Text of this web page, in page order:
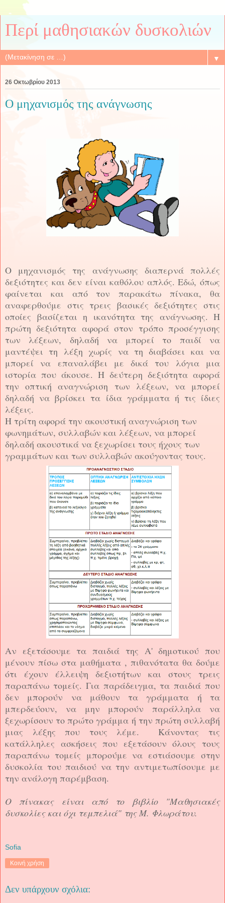
Περί μαθησιακών δυσκολιών
▼
26 Οκτωβρίου 2013
Ο μηχανισμός της ανάγνωσης
Ο μηχανισμός της ανάγνωσης διαπερνά πολλές
δεξιότητες και δεν είναι καθόλου απλός. Εδώ, όπως
φαίνεται και από τον παρακάτω πίνακα, θα
αναφερθούμε στις τρεις βασικές δεξιότητες στις
οποίες βασίζεται η ικανότητα της ανάγνωσης. Η
πρώτη δεξιότητα αφορά στον τρόπο προσέγγισης
των λέξεων, δηλαδή να μπορεί το παιδί να
μαντέψει τη λέξη χωρίς να τη διαβάσει και να
μπορεί να επαναλάβει με δικά του λόγια μια
ιστορία που άκουσε. Η δεύτερη δεξιότητα αφορά
την οπτική αναγνώριση των λέξεων, να μπορεί
δηλαδή να βρίσκει τα ίδια γράμματα ή τις ίδιες
λέξεις.
Η τρίτη αφορά την ακουστική αναγνώριση των
φωνημάτων, συλλαβών και λέξεων, να μπορεί
δηλαδή ακουστικά να ξεχωρίσει τους ήχους των
γραμμάτων και των συλλαβών ακούγοντας τους.
Αν εξετάσουμε τα παιδιά της Α' δημοτικού που
μένουν πίσω στα μαθήματα , πιθανότατα θα δούμε
ότι έχουν έλλειψη δεξιοτήτων και στους τρεις
παραπάνω τομείς. Για παράδειγμα, τα παιδιά που
δεν μπορούν να μάθουν τα γράμματα ή τα
μπερδεύουν, να μην μπορούν παράλληλα να
ξεχωρίσουν το πρώτο γράμμα ή την πρώτη συλλαβή
μιας λέξης που τους λέμε.
Κάνοντας τις
κατάλληλες ασκήσεις που εξετάσουν όλους τους
παραπάνω τομείς μπορούμε να εστιάσουμε στην
δυσκολία του παιδιού να την αντιμετωπίσουμε με
την ανάλογη παρέμβαση.
Ο πίνακας είναι από το βιβλίο "Μαθησιακές
δυσκολίες και όχι τεμπελιά" της Μ. Φλωράτου.
Sofia
Κοινή χρήση
Δεν υπάρχουν σχόλια: